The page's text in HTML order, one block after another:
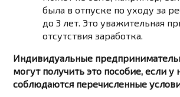
была в отпуске по уходу за
до 3 лет. Это уважительная
отсутствия заработка.
Индивидуальные
могут получить это пособие, если у
соблюдаются перечисленные